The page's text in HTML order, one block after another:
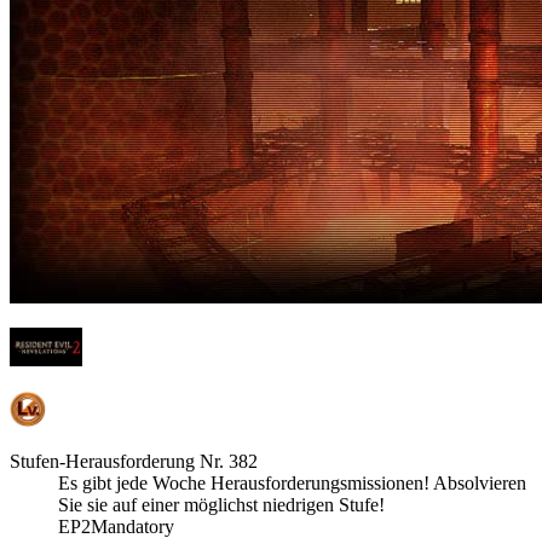
Stufen-Herausforderung Nr. 382
Es gibt jede Woche Herausforderungsmissionen! Absolvieren
Sie sie auf einer möglichst niedrigen Stufe!
EP2Mandatory